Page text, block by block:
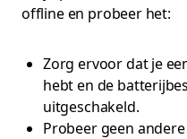
offline en probeer het:
Zorg ervoor dat je
hebt en de
uitgeschakeld.
Probeer geen